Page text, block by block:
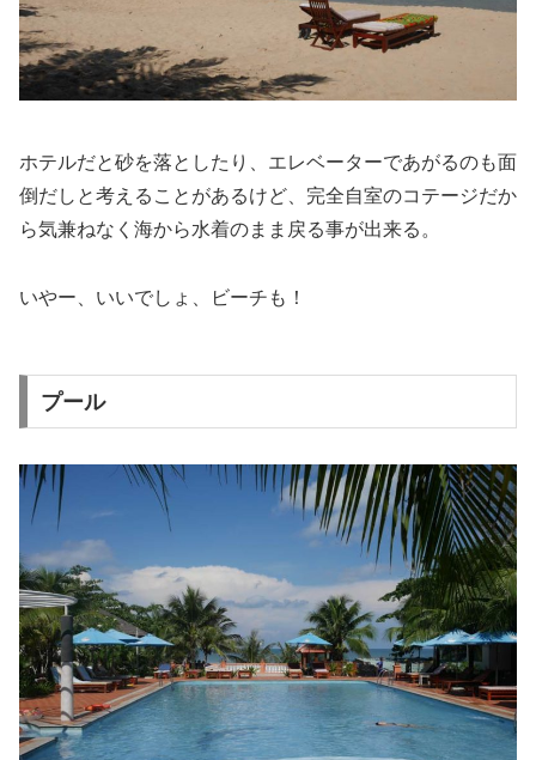
ホテルだと砂を落としたり、エレベーターであがるのも面
倒だしと考えることがあるけど、完全自室のコテージだか
ら気兼ねなく海から水着のまま戻る事が出来る。
いやー、いいでしょ、ビーチも！
プール